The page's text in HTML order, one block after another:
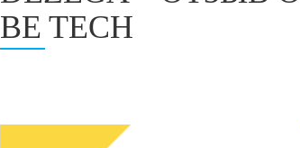
BE TECH